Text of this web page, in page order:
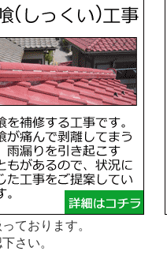
ております。
さい。